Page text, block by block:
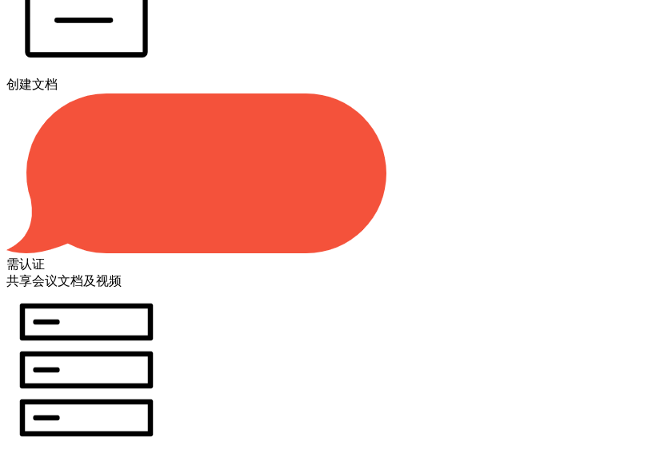
创建文档
需认证
共享会议文档及视频